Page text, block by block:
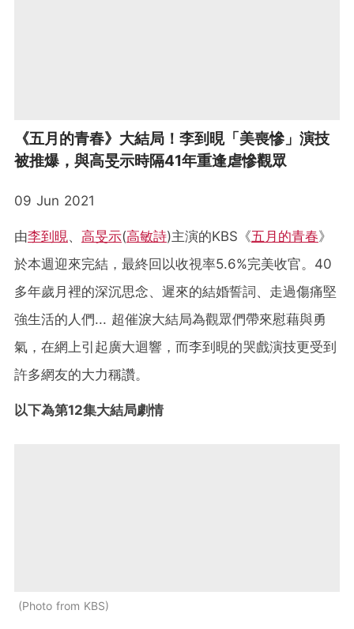
《五月的青春》大結局！李到晛「美喪慘」演技
被推爆，與高旻示時隔41年重逢虐慘觀眾
09 Jun 2021
由李到晛、 高旻示(高敏詩)主演的KBS《五月的青春》
於本週迎來完結，最終回以收視率5.6%完美收官。40
多年歲月裡的深沉思念、遲來的結婚誓詞、走過傷痛堅
強生活的人們... 超催淚大結局為觀眾們帶來慰藉與勇
氣，在網上引起廣大迴響，而李到晛的哭戲演技更受到
許多網友的大力稱讚。
以下為第12集大結局劇情
Photo from KBS